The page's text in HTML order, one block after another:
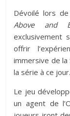
Dévoilé lors de
Above and
exclusivement
offrir
immersive de
la série à ce jour.
Le jeu
un agent de